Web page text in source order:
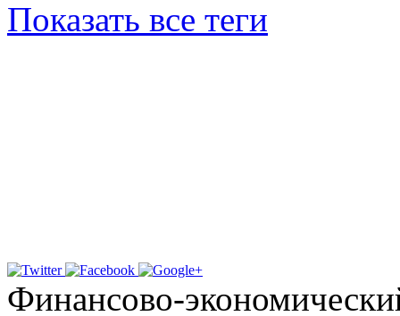
Показать все теги
Финансово-